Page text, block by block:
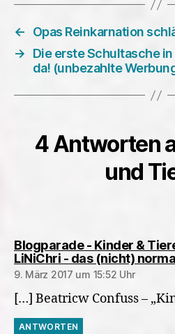
←
Opas Reinkarnation
→
Die erste Schultasche
da! (unbezahlte
4 Antworten
und
Blogparade - Kinder &
LiNiChri - das (nicht)
9. März 2017 um 15:52 Uhr
[…] Beatricw Confuss –
ANTWORTEN